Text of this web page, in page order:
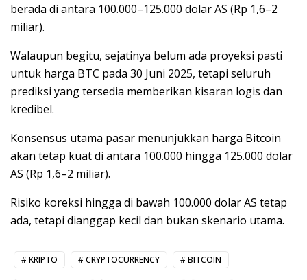
berada di antara 100.000–125.000 dolar AS (Rp 1,6–2
miliar).
Walaupun begitu, sejatinya belum ada proyeksi pasti
untuk harga BTC pada 30 Juni 2025, tetapi seluruh
prediksi yang tersedia memberikan kisaran logis dan
kredibel.
Konsensus utama pasar menunjukkan harga Bitcoin
akan tetap kuat di antara 100.000 hingga 125.000 dolar
AS (Rp 1,6–2 miliar).
Risiko koreksi hingga di bawah 100.000 dolar AS tetap
ada, tetapi dianggap kecil dan bukan skenario utama.
KRIPTO CRYPTOCURRENCY BITCOIN